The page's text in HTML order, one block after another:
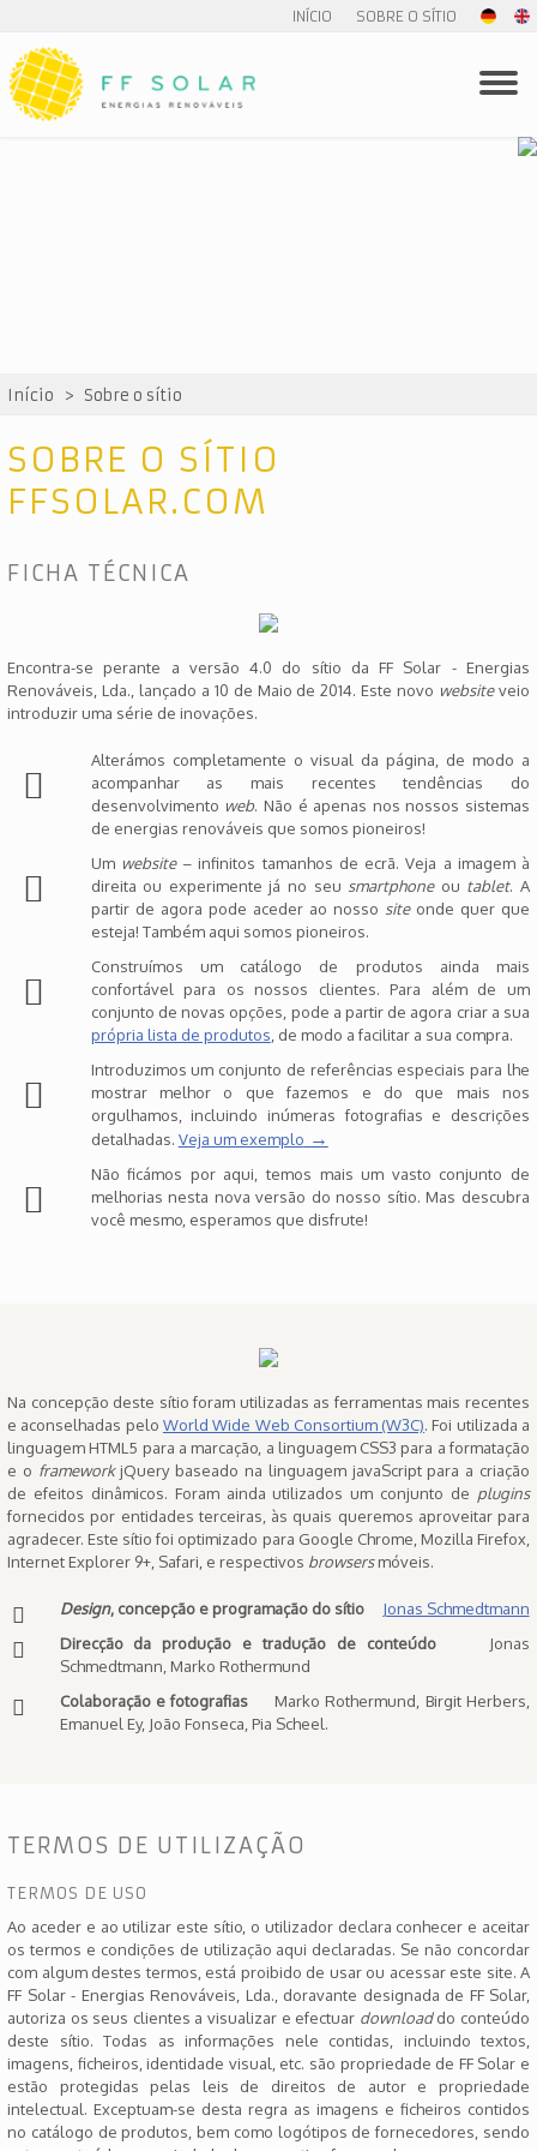
INÍCIO SOBRE O SÍTIO
Início > Sobre o sítio
SOBRE O SÍTIO
FFSOLAR.COM
FICHA TÉCNICA
Encontra-se perante a versão 4.0 do sítio da FF Solar - Energias
Renováveis, Lda., lançado a 10 de Maio de 2014. Este novo websiteveio
introduzir uma série de inovações.
Alterámos completamente o visual da página, de modo a
acompanhar as mais recentes tendências do
desenvolvimento web. Não é apenas nos nossos sistemas
de energias renováveis que somos pioneiros!
Um website– infinitos tamanhos de ecrã. Veja a imagem à
direita ou experimente já no seu smartphoneou tablet. A
partir de agora pode aceder ao nosso siteonde quer que
esteja! Também aqui somos pioneiros.
Construímos um catálogo de produtos ainda mais
confortável para os nossos clientes. Para além de um
conjunto de novas opções, pode a partir de agora criar a sua
própria lista de produtos , de modo a facilitar a sua compra.
Introduzimos um conjunto de referências especiais para lhe
mostrar melhor o que fazemos e do que mais nos
orgulhamos, incluindo inúmeras fotografias e descrições
detalhadas. Veja um exemplo →
Não ficámos por aqui, temos mais um vasto conjunto de
melhorias nesta nova versão do nosso sítio. Mas descubra
você mesmo, esperamos que disfrute!
Na concepção deste sítio foram utilizadas as ferramentas mais recentes
e aconselhadas pelo World Wide Web Consortium (W3C). Foi utilizada a
linguagem HTML5 para a marcação, a linguagem CSS3 para a formatação
e o frameworkjQuery baseado na linguagem javaScript para a criação
de efeitos dinâmicos. Foram ainda utilizados um conjunto de plugins
fornecidos por entidades terceiras, às quais queremos aproveitar para
agradecer. Este sítio foi optimizado para Google Chrome, Mozilla Firefox,
Internet Explorer 9+, Safari, e respectivos browsersmóveis.
Design, concepção e programação do sítio
Jonas Schmedtmann
Direcção da produção e tradução de conteúdoJonas
Schmedtmann, Marko Rothermund
Colaboração e fotografias Marko Rothermund, Birgit Herbers,
Emanuel Ey, João Fonseca, Pia Scheel.
TERMOS DE UTILIZAÇÃO
TERMOS DE USO
Ao aceder e ao utilizar este sítio, o utilizador declara conhecer e aceitar
os termos e condições de utilização aqui declaradas. Se não concordar
com algum destes termos, está proibido de usar ou acessar este site. A
FF Solar - Energias Renováveis, Lda., doravante designada de FF Solar,
autoriza os seus clientes a visualizar e efectuar downloaddo conteúdo
deste sítio. Todas as informações nele contidas, incluindo textos,
imagens, ficheiros, identidade visual, etc. são propriedade de FF Solar e
estão protegidas pelas leis de direitos de autor e propriedade
intelectual. Exceptuam-se desta regra as imagens e ficheiros contidos
no catálogo de produtos, bem como logótipos de fornecedores, sendo